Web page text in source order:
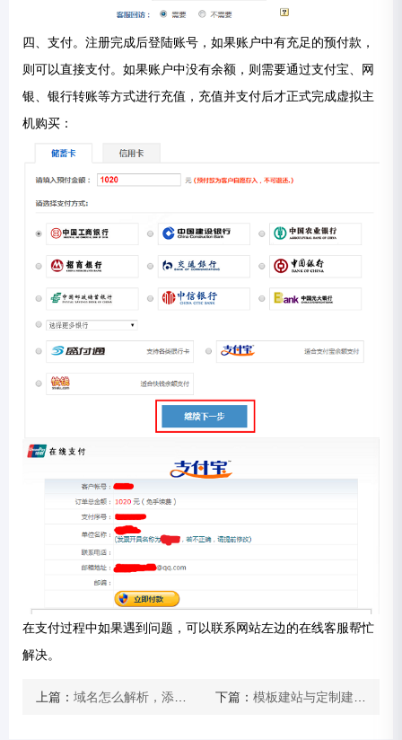
四、支付。注册完成后登陆账号，如果账户中有充足的预付款，
则可以直接支付。如果账户中没有余额，则需要通过支付宝、网
银、银行转账等方式进行充值，充值并支付后才正式完成虚拟主
机购买：
在支付过程中如果遇到问题，可以联系网站左边的在线客服帮忙
解决。
上篇： 域名怎么解析，添加A纪录 下篇： 模板建站与定制建站的区别是什么